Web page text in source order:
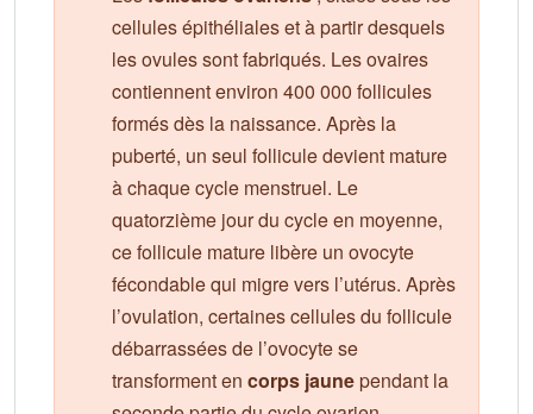
cellules épithéliales et à partir desquels
les ovules sont fabriqués. Les ovaires
contiennent environ 400 000 follicules
formés dès la naissance. Après la
puberté, un seul follicule devient mature
à chaque cycle menstruel. Le
quatorzième jour du cycle en moyenne,
ce follicule mature libère un ovocyte
fécondable qui migre vers l’utérus. Après
l’ovulation, certaines cellules du follicule
débarrassées de l’ovocyte se
transforment en corps jaunependant la